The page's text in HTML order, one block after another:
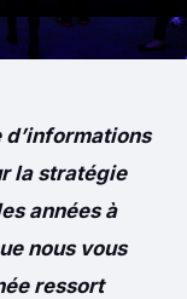
la stratégie
années à
nous vous
ressort